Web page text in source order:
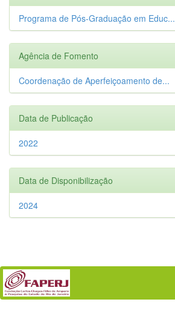
Programa de Pós-Graduação em Educ...
Agência de Fomento
Coordenação de Aperfeiçoamento de...
Data de Publicação
2022
Data de Disponibilização
2024